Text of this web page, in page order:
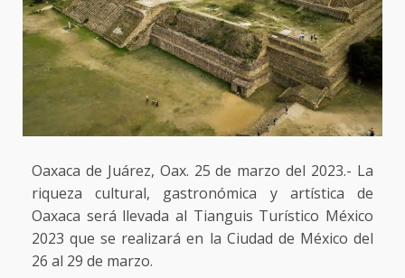
Oaxaca de Juárez, Oax. 25 de marzo del 2023.- La
riqueza cultural, gastronómica y artística de
Oaxaca será llevada al Tianguis Turístico México
2023 que se realizará en la Ciudad de México del
26 al 29 de marzo.